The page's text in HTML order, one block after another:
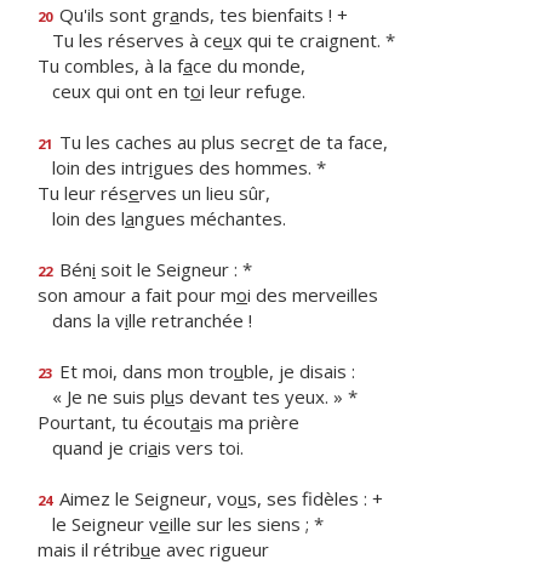
20 Qu'ils sont grands, tes bienfaits ! +
Tu les réserves à ceux qui te craignent. *
Tu combles, à la face du monde,
ceux qui ont en toi leur refuge.
21 Tu les caches au plus secret de ta face,
loin des intrigues des hommes. *
Tu leur réserves un lieu sûr,
loin des langues méchantes.
22 Béni soit le Seigneur : *
son amour a fait pour moi des merveilles
dans la ville retranchée !
23 Et moi, dans mon trouble, je disais :
« Je ne suis plus devant tes yeux. » *
Pourtant, tu écoutais ma prière
quand je criais vers toi.
24 Aimez le Seigneur, vous, ses fidèles : +
le Seigneur veille sur les siens ; *
mais il rétribue avec rigueur